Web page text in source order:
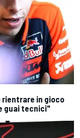
rientrare in gioco
guai tecnici"